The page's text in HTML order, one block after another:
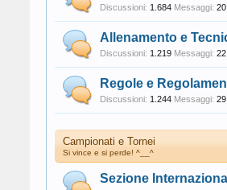
Discussioni: 1.684 Messaggi:
Allenamento e
Discussioni: 1.219 Messaggi:
Regole e
Discussioni: 1.244 Messaggi:
Campionati e Tornei
Si vince e si perde! ^__^
Sezione